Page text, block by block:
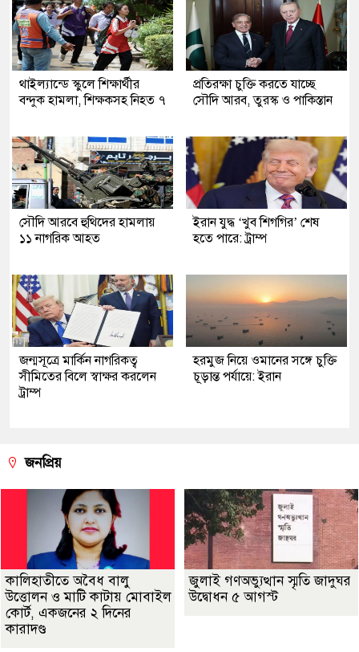
থাইল্যান্ডে স্কুলে শিক্ষার্থীর
বন্দুক হামলা, শিক্ষকসহ নিহত ৭
প্রতিরক্ষা চুক্তি করতে যাচ্ছে
সৌদি আরব, তুরস্ক ও পাকিস্তান
সৌদি আরবে হুথিদের হামলায়
১১ নাগরিক আহত
ইরান যুদ্ধ ‘খুব শিগগির’ শেষ
হতে পারে: ট্রাম্প
জন্মসূত্রে মার্কিন নাগরিকত্ব
সীমিতের বিলে স্বাক্ষর করলেন
ট্রাম্প
হরমুজ নিয়ে ওমানের সঙ্গে চুক্তি
চূড়ান্ত পর্যায়ে: ইরান
জনপ্রিয়
কালিহাতীতে অবৈধ বালু
উত্তোলন ও মাটি কাটায় মোবাইল
কোর্ট, একজনের ২ দিনের
কারাদণ্ড
জুলাই গণঅভ্যুত্থান স্মৃতি জাদুঘর
উদ্বোধন ৫ আগস্ট